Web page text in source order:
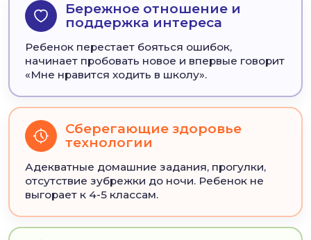
Бережное отношение и
поддержка интереса
Ребенок перестает бояться ошибок,
начинает пробовать новое и впервые говорит
«Мне нравится ходить в школу».
Сберегающие здоровье
технологии
Адекватные домашние задания, прогулки,
отсутствие зубрежки до ночи. Ребенок не
выгорает к 4-5 классам.